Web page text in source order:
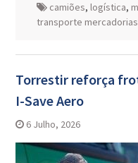
camiões, logística,
transporte mercadorias
Torrestir reforça
I-Save Aero
6 Julho, 2026